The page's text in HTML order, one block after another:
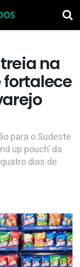
na
fortalece
para o Sudeste
up pouch’ da
dias de